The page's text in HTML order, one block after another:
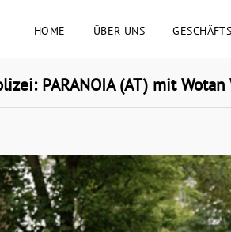
HOME ÜBER UNS
PARANOIA (AT) mit